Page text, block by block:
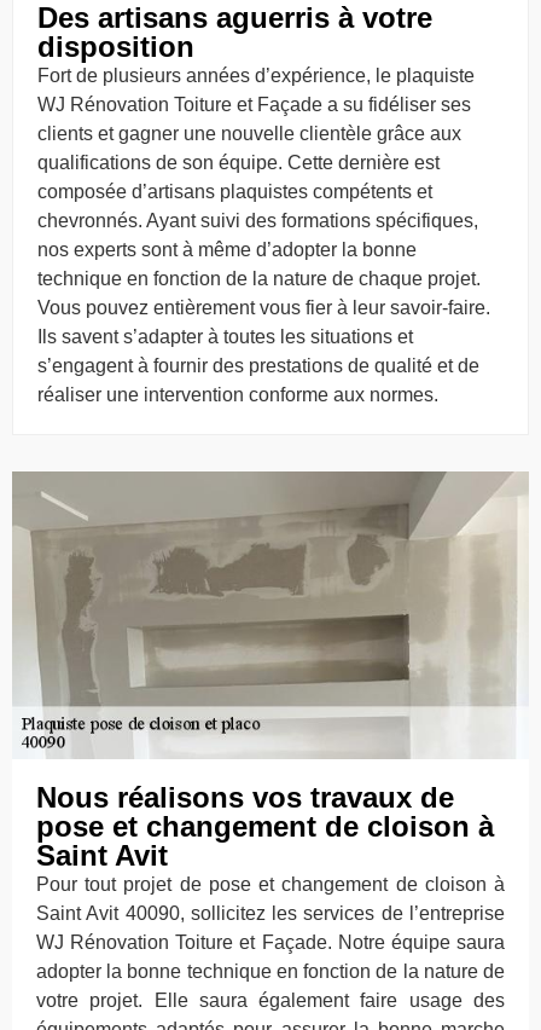
Des artisans aguerris à votre
disposition
Fort de plusieurs années d’expérience, le plaquiste
WJ Rénovation Toiture et Façade a su fidéliser ses
clients et gagner une nouvelle clientèle grâce aux
qualifications de son équipe. Cette dernière est
composée d’artisans plaquistes compétents et
chevronnés. Ayant suivi des formations spécifiques,
nos experts sont à même d’adopter la bonne
technique en fonction de la nature de chaque projet.
Vous pouvez entièrement vous fier à leur savoir-faire.
Ils savent s’adapter à toutes les situations et
s’engagent à fournir des prestations de qualité et de
réaliser une intervention conforme aux normes.
Nous réalisons vos travaux de
pose et changement de cloison à
Saint Avit
Pour tout projet de pose et changement de cloison à
Saint Avit 40090, sollicitez les services de l’entreprise
WJ Rénovation Toiture et Façade. Notre équipe saura
adopter la bonne technique en fonction de la nature de
votre projet. Elle saura également faire usage des